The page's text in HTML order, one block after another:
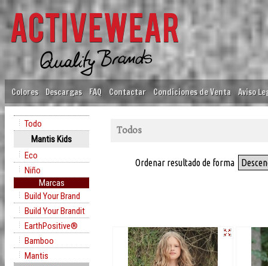
Colores Descargas FAQ Contactar Condiciones de Venta Aviso
Todo
Mantis Kids
Eco
Niño
Marcas
Build Your Brand
Build Your Brandit
EarthPositive®
Bamboo
Mantis
Todos
Ordenar resultado de forma